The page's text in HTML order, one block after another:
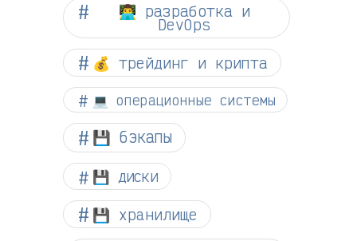
👨‍💻 разработка и
DevOps
💰 трейдинг и крипта
💻 операционные системы
💾 бэкапы
💾 диски
💾 хранилище